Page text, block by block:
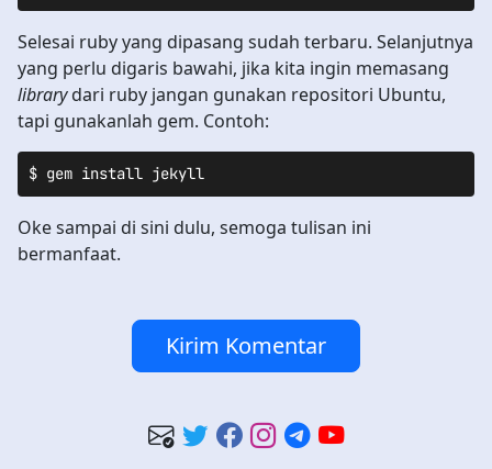
Selesai ruby yang dipasang sudah terbaru. Selanjutnya
yang perlu digaris bawahi, jika kita ingin memasang
librarydari ruby jangan gunakan repositori Ubuntu,
tapi gunakanlah gem. Contoh:
$ gem install jekyll
Oke sampai di sini dulu, semoga tulisan ini
bermanfaat.
Kirim Komentar